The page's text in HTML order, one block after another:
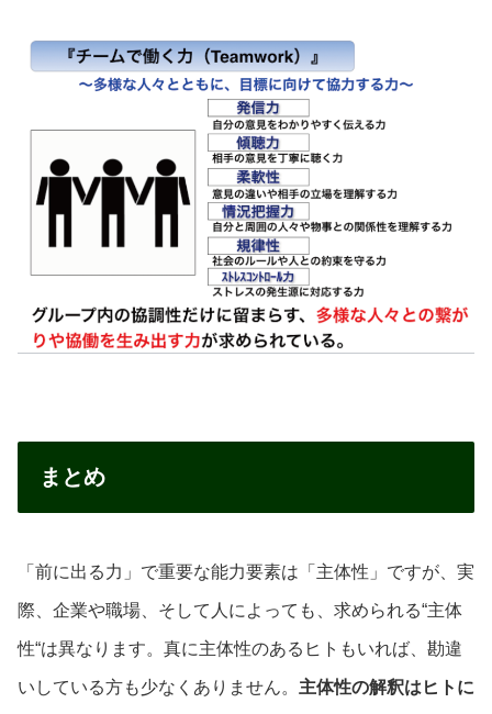
まとめ
「前に出る力」で重要な能力要素は「主体性」ですが、実
際、企業や職場、そして人によっても、求められる“主体
性“は異なります。真に主体性のあるヒトもいれば、勘違
いしている方も少なくありません。 主体性の解釈はヒトに